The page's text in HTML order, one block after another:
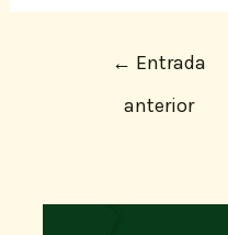
← Entrada
anterior